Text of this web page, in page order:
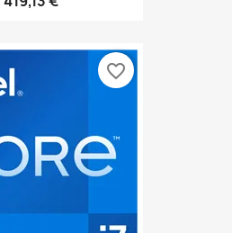
favorite_border